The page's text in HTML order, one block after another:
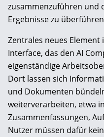
zusammenzuführen und
Ergebnisse zu
Zentrales neues
Interface, das den AI
eigenständige
Dort lassen sich
und Dokumenten
weiterverarbeiten, etwa
Zusammenfassungen,
Nutzer müssen dafür